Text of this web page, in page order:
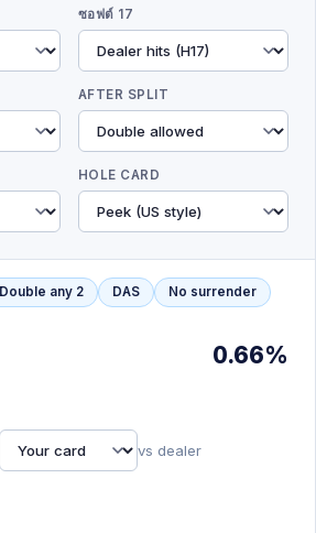
ซอฟต์ 17
AFTER SPLIT
HOLE CARD
Double any 2 DAS
No surrender
0.66%
vs dealer